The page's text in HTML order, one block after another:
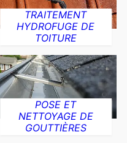
TRAITEMENT
HYDROFUGE DE
TOITURE
POSE ET
NETTOYAGE DE
GOUTTIÈRES